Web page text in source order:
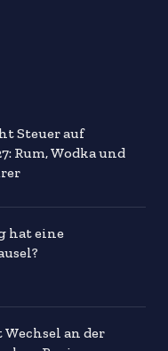
Steuer auf
Rum, Wodka und
hat eine
an der